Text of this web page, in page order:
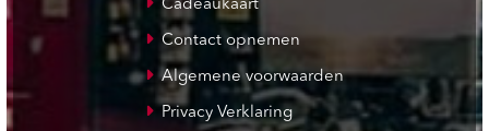
Cadeaukaart
Contact opnemen
Algemene voorwaarden
Privacy Verklaring